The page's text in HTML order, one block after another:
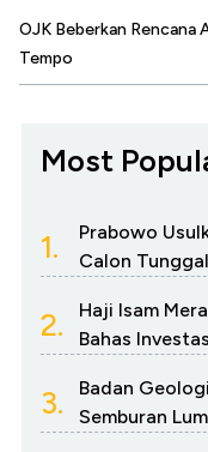
OJK Beberkan Rencana
Tempo
Most
1.
Prabowo
Calon
2.
Haji Isam
Bahas
3.
Badan
Semburan